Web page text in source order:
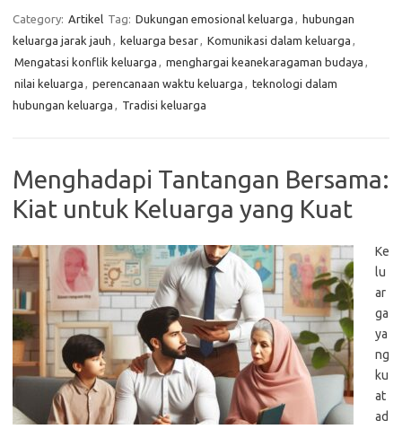
Category: Artikel Tag: Dukungan emosional keluarga , hubungan
keluarga jarak jauh , keluarga besar, Komunikasi dalam keluarga ,
Mengatasi konflik keluarga , menghargai keanekaragaman budaya ,
nilai keluarga , perencanaan waktu keluarga , teknologi dalam
hubungan keluarga , Tradisi keluarga
Menghadapi Tantangan Bersama:
Kiat untuk Keluarga yang Kuat
Ke
lu
ar
ga
ya
ng
ku
at
ad